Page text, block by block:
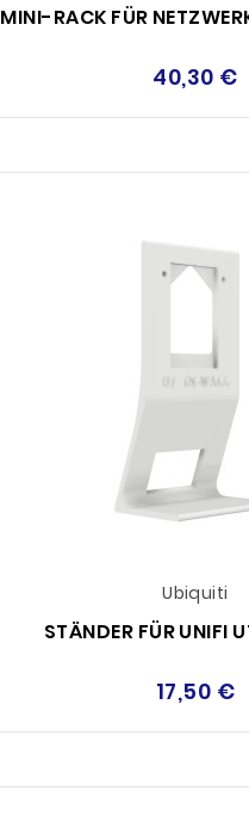
MINI-RACK FÜR
40,30 €
Ubiquiti
STÄNDER FÜR UNIFI
17,50 €